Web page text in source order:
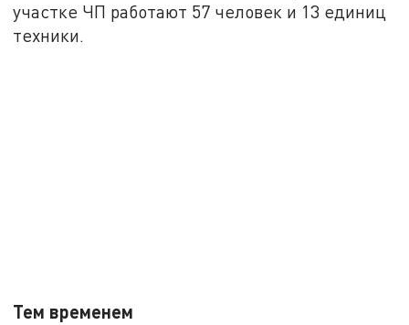
участке ЧП работают 57 человек и 13 единиц
техники.
Тем временем